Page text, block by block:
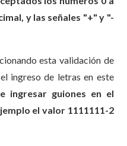
y las señales "+" y "-
esta validación de
ingreso de letras en este
ingresar guiones en el
el valor 1111111-2